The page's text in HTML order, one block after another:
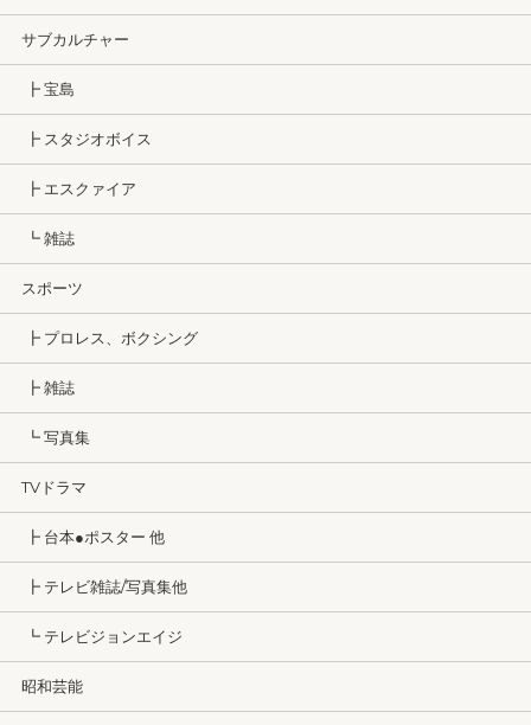
サブカルチャー
┣ 宝島
┣ スタジオボイス
┣ エスクァイア
┗ 雑誌
スポーツ
┣ プロレス、ボクシング
┣ 雑誌
┗ 写真集
TVドラマ
┣ 台本●ポスター 他
┣ テレビ雑誌/写真集他
┗ テレビジョンエイジ
昭和芸能